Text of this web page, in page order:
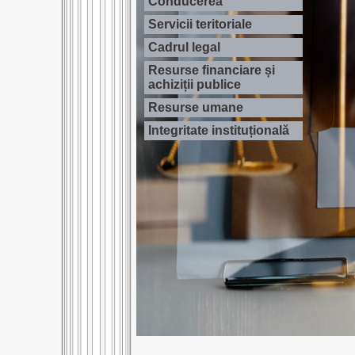
Servicii teritoriale
Cadrul legal
Resurse financiare și
achiziții publice
Resurse umane
Integritate instituțională